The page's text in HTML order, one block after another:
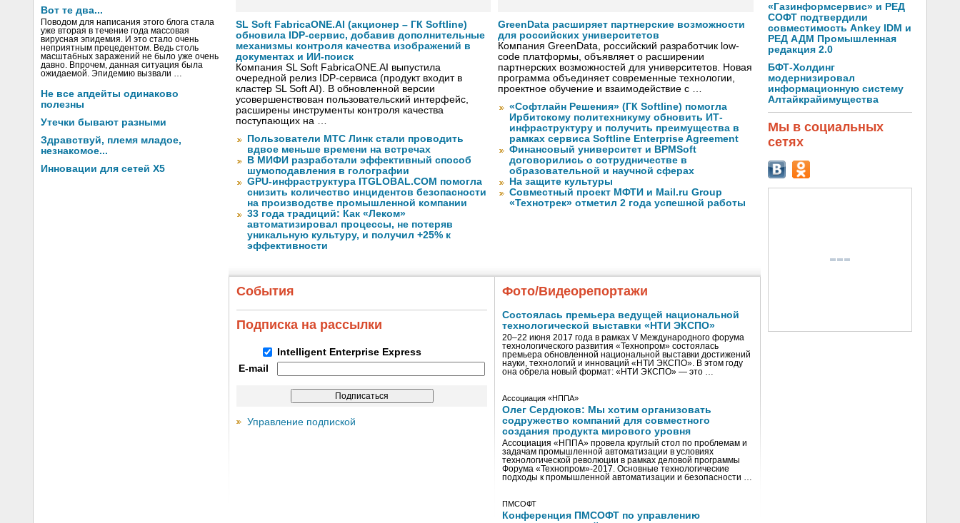
Вот те два...
Поводом для написания этого блога стала
уже вторая в течение года массовая
вирусная эпидемия. И это стало очень
неприятным прецедентом. Ведь столь
масштабных заражений не было уже очень
давно. Впрочем, данная ситуация была
ожидаемой. Эпидемию вызвали …
Не все апдейты одинаково
полезны
Утечки бывают разными
Здравствуй, племя младое,
незнакомое...
Инновации для сетей X5
SL Soft FabricaONE.AI (акционер – ГК Softline)
обновила IDP-сервис, добавив дополнительные
механизмы контроля качества изображений в
документах и ИИ-поиск
Компания SL Soft FabricaONE.AI выпустила
очередной релиз IDP-сервиса (продукт входит в
кластер SL Soft AI). В обновленной версии
усовершенствован пользовательский интерфейс,
расширены инструменты контроля качества
поступающих на …
Пользователи МТС Линк стали проводить
вдвое меньше времени на встречах
В МИФИ разработали эффективный способ
шумоподавления в голографии
GPU-инфраструктура ITGLOBAL.COM помогла
снизить количество инцидентов безопасности
на производстве промышленной компании
33 года традиций: Как «Леком»
автоматизировал процессы, не потеряв
уникальную культуру, и получил +25% к
эффективности
GreenData расширяет партнерские возможности
для российских университетов
Компания GreenData, российский разработчик low-
code платформы, объявляет о расширении
партнерских возможностей для университетов. Новая
программа объединяет современные технологии,
проектное обучение и взаимодействие с …
«Софтлайн Решения» (ГК Softline) помогла
Ирбитскому политехникуму обновить ИТ-
инфраструктуру и получить преимущества в
рамках сервиса Softline Enterprise Agreement
Финансовый университет и BPMSoft
договорились о сотрудничестве в
образовательной и научной сферах
На защите культуры
Совместный проект МФТИ и Mail.ru Group
«Технотрек» отметил 2 года успешной работы
События
Подписка на рассылки
Intelligent Enterprise Express
E-mail
Управление подпиской
Фото/Видеорепортажи
Состоялась премьера ведущей национальной
технологической выставки «НТИ ЭКСПО»
20–22 июня 2017 года в рамках V Международного форума
технологического развития «Технопром» состоялась
премьера обновленной национальной выставки достижений
науки, технологий и инноваций «НТИ ЭКСПО». В этом году
она обрела новый формат: «НТИ ЭКСПО» — это …
Ассоциация «НППА»
Олег Сердюков: Мы хотим организовать
содружество компаний для совместного
создания продукта мирового уровня
Ассоциация «НППА» провела круглый стол по проблемам и
задачам промышленной автоматизации в условиях
технологической революции в рамках деловой программы
Форума «Технопром»-2017. Основные технологические
подходы к промышленной автоматизации и безопасности …
ПМСОФТ
Конференция ПМСОФТ по управлению
«Газинформсервис» и РЕД
СОФТ подтвердили
совместимость Ankey IDM и
РЕД АДМ Промышленная
редакция 2.0
БФТ-Холдинг
модернизировал
информационную систему
Алтайкрайимущества
Мы в социальных
сетях